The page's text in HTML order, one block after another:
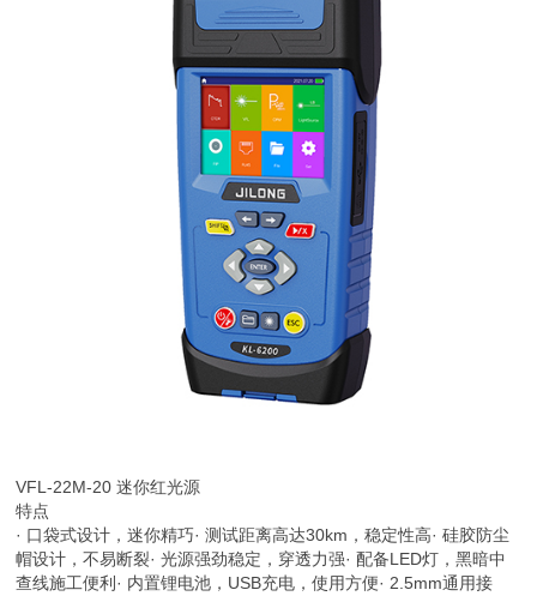
VFL-22M-20 迷你红光源
特点
· 口袋式设计，迷你精巧· 测试距离高达30km，稳定性高· 硅胶防尘
帽设计，不易断裂· 光源强劲稳定，穿透力强· 配备LED灯，黑暗中
查线施工便利· 内置锂电池，USB充电，使用方便· 2.5mm通用接